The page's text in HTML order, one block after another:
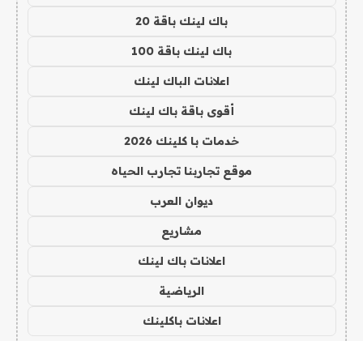
باك لينك باقة 20
باك لينك باقة 100
اعلانات الباك لينك
أقوى باقة باك لينك
خدمات با كلينك 2026
موقع تجاربنا تجارب الحياه
ديوان العرب
مشاريع
اعلانات باك لينك
الرياضية
اعلانات باكلينك